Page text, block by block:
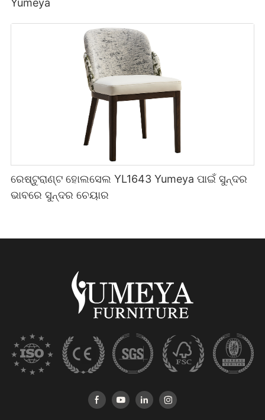
Yumeya
ରେଷ୍ଟୁରାଣ୍ଟ ହୋଲସେଲ YL1643 Yumeya ପାଇଁ ସୁନ୍ଦର
ଭାବରେ ସୁନ୍ଦର ଚେୟାର